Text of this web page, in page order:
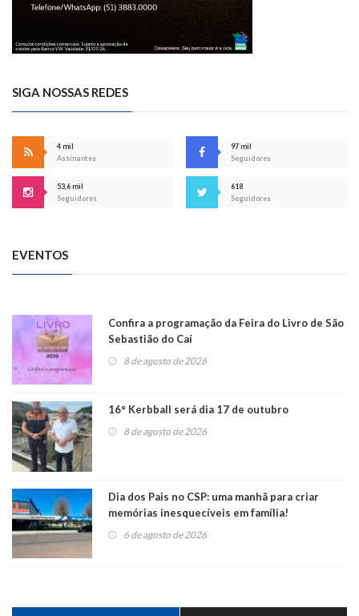
SIGA NOSSAS REDES
4 mil
Assinantes
97 mil
Seguidores
53,6 mil
Seguidores
618
Seguidores
EVENTOS
Confira a programação da Feira do Livro de São
Sebastião do Caí
8 de agosto de 2026
16° Kerbball será dia 17 de outubro
8 de agosto de 2026
Dia dos Pais no CSP: uma manhã para criar
memórias inesquecíveis em família!
6 de agosto de 2026